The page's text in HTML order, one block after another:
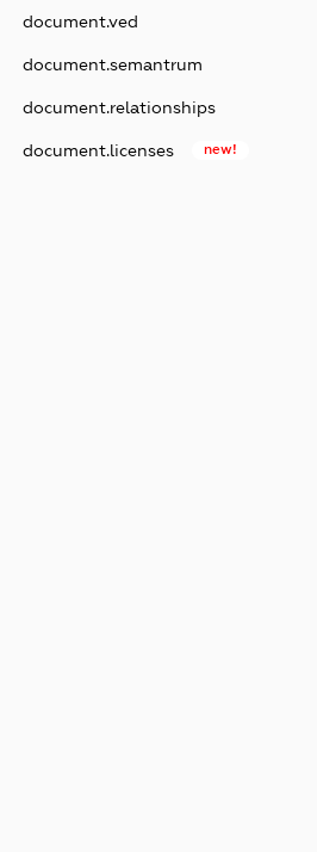
document.ved
document.semantrum
document.relationships
document.licenses new!